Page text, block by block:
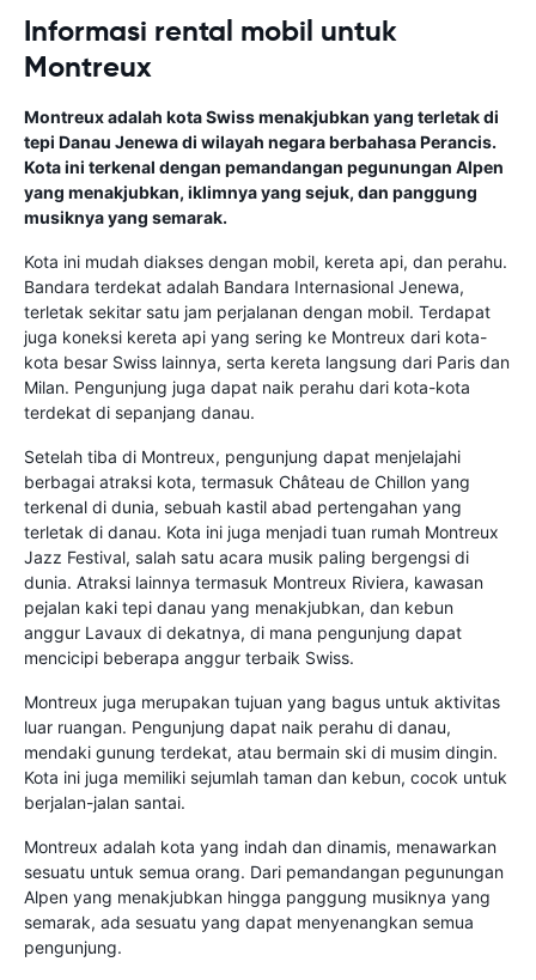
Informasi rental mobil untuk
Montreux
Montreux adalah kota Swiss menakjubkan yang terletak di
tepi Danau Jenewa di wilayah negara berbahasa Perancis.
Kota ini terkenal dengan pemandangan pegunungan Alpen
yang menakjubkan, iklimnya yang sejuk, dan panggung
musiknya yang semarak.
Kota ini mudah diakses dengan mobil, kereta api, dan perahu.
Bandara terdekat adalah Bandara Internasional Jenewa,
terletak sekitar satu jam perjalanan dengan mobil. Terdapat
juga koneksi kereta api yang sering ke Montreux dari kota-
kota besar Swiss lainnya, serta kereta langsung dari Paris dan
Milan. Pengunjung juga dapat naik perahu dari kota-kota
terdekat di sepanjang danau.
Setelah tiba di Montreux, pengunjung dapat menjelajahi
berbagai atraksi kota, termasuk Château de Chillon yang
terkenal di dunia, sebuah kastil abad pertengahan yang
terletak di danau. Kota ini juga menjadi tuan rumah Montreux
Jazz Festival, salah satu acara musik paling bergengsi di
dunia. Atraksi lainnya termasuk Montreux Riviera, kawasan
pejalan kaki tepi danau yang menakjubkan, dan kebun
anggur Lavaux di dekatnya, di mana pengunjung dapat
mencicipi beberapa anggur terbaik Swiss.
Montreux juga merupakan tujuan yang bagus untuk aktivitas
luar ruangan. Pengunjung dapat naik perahu di danau,
mendaki gunung terdekat, atau bermain ski di musim dingin.
Kota ini juga memiliki sejumlah taman dan kebun, cocok untuk
berjalan-jalan santai.
Montreux adalah kota yang indah dan dinamis, menawarkan
sesuatu untuk semua orang. Dari pemandangan pegunungan
Alpen yang menakjubkan hingga panggung musiknya yang
semarak, ada sesuatu yang dapat menyenangkan semua
pengunjung.